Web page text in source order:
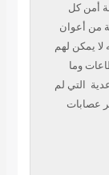
أمن كل
من أعوان
لا يمكن لهم
وما
التي لم
عصابات